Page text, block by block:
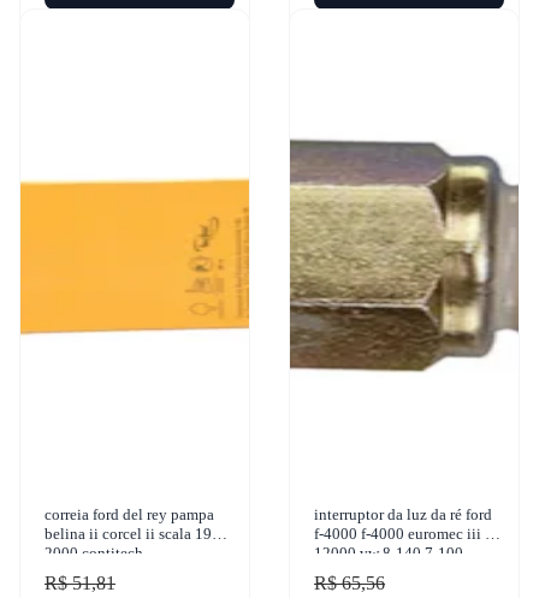
correia ford del rey pampa
belina ii corcel ii scala 1981-
2000 contitech -
avx10x1175
R$ 51,81
interruptor da luz da ré ford
f-4000 f-4000 euromec iii f-
12000 vw 8-140 7-100
1976-2011 marflex - 7534
R$ 65,56